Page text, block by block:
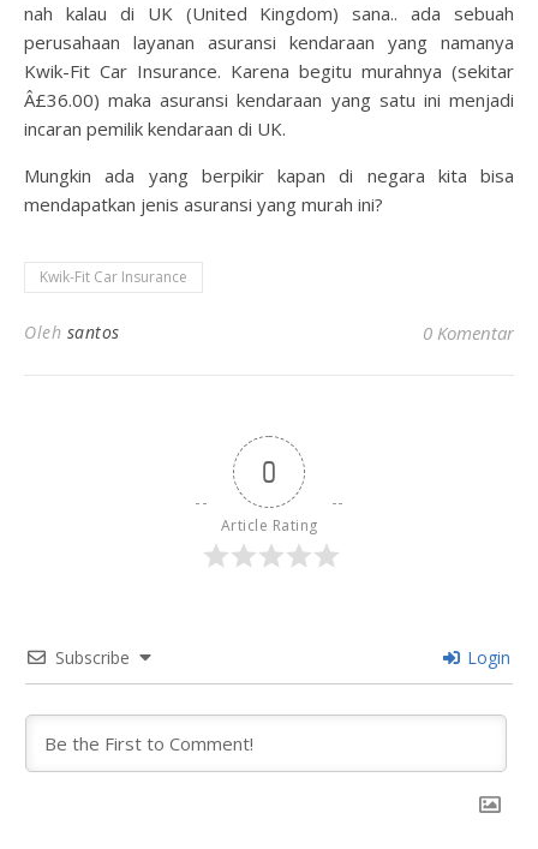
nah kalau di UK (United Kingdom) sana.. ada sebuah
perusahaan layanan asuransi kendaraan yang namanya
Kwik-Fit Car Insurance. Karena begitu murahnya (sekitar
Â£36.00) maka asuransi kendaraan yang satu ini menjadi
incaran pemilik kendaraan di UK.
Mungkin ada yang berpikir kapan di negara kita bisa
mendapatkan jenis asuransi yang murah ini?
Kwik-Fit Car Insurance
Oleh santos 0 Komentar
0
Article Rating
Subscribe Login